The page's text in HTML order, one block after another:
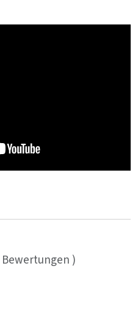
Bewertungen )